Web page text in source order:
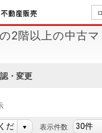
2階以上の中古マ
・変更
表示件数